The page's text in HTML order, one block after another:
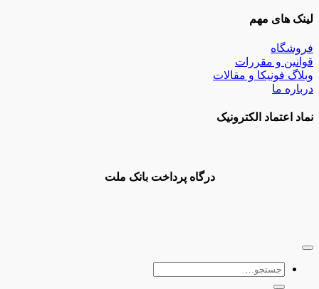
لینک های مهم
فروشگاه
قوانین و مقررات
وبلاگ فونیکا و مقالات
درباره ما
نماد اعتماد الکترونیک
درگاه پرداخت بانک ملت
جستجو